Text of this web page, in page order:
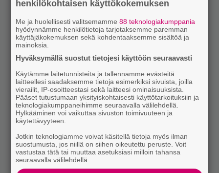
henkilökohtaisen käyttökokemuksen
Me ja huolellisesti valitsemamme88 teknologiakumppania
hyödynnämme henkilötietoja tarjotaksemme paremman
käyttäjäkokemuksen sekä kohdentaaksemme sisältöä ja
mainoksia.
Hyväksymällä suostut tietojesi käyttöön seuraavasti
Käytämme laitetunnisteita ja tallennamme evästeitä
laitteellesi saadaksemme tietoja esimerkiksi sivuista, joilla
vierailit, IP-osoitteestasi sekä laitteesi ominaisuuksista.
Pääset tutustumaan yksityiskohtaisesti käyttötarkoituksiin ja
teknologiakumppaneihimme seuraavalla välilehdellä.
Hylkääminen voi vaikuttaa sivuston toimivuuteen ja
käytettävyyteen.
Jotkin teknologiamme voivat käsitellä tietoja myös ilman
suostumusta, jos niillä on siihen oikeutettu peruste. Voit
vastustaa tätä tai muuttaa asetuksiasi milloin tahansa
seuraavalla välilehdellä.